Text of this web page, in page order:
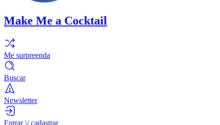
Make Me a Cocktail
Me surpreenda
Buscar
Newsletter
Entrar \/ cadastrar